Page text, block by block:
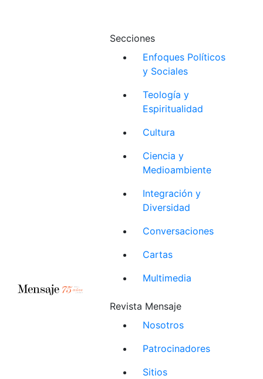
Secciones
Enfoques Políticos
y Sociales
Teología y
Espiritualidad
Cultura
Ciencia y
Medioambiente
Integración y
Diversidad
Conversaciones
Cartas
Multimedia
Revista Mensaje
Nosotros
Patrocinadores
Sitios